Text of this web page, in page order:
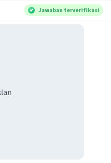
Jawaban terverifikasi